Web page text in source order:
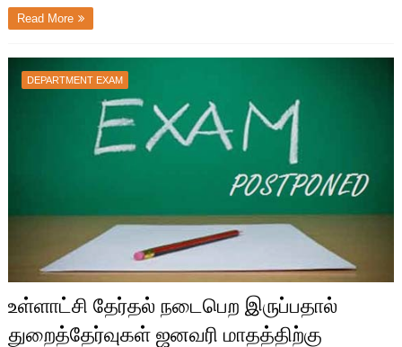
Read More
DEPARTMENT EXAM
உள்ளாட்சி தேர்தல் நடைபெற இருப்பதால்
துறைத்தேர்வுகள் ஜனவரி மாதத்திற்கு